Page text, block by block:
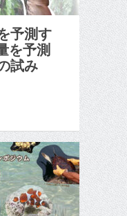
予測す
を予測
試み